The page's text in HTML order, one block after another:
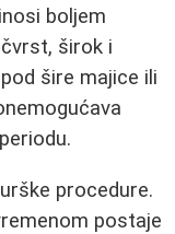
boljem
širok i
šire majice ili
procedure.
postaje